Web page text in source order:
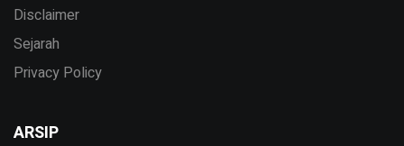
Disclaimer
Sejarah
Privacy Policy
ARSIP